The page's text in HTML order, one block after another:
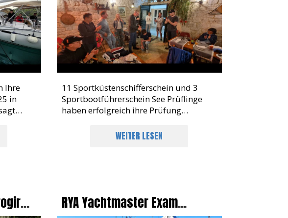
Ihre
in
11 Sportküstenschifferschein und 3
Sportbootführerschein See Prüflinge
haben erfolgreich ihre Prüfung
WEITER LESEN
RYA Yachtmaster Exam